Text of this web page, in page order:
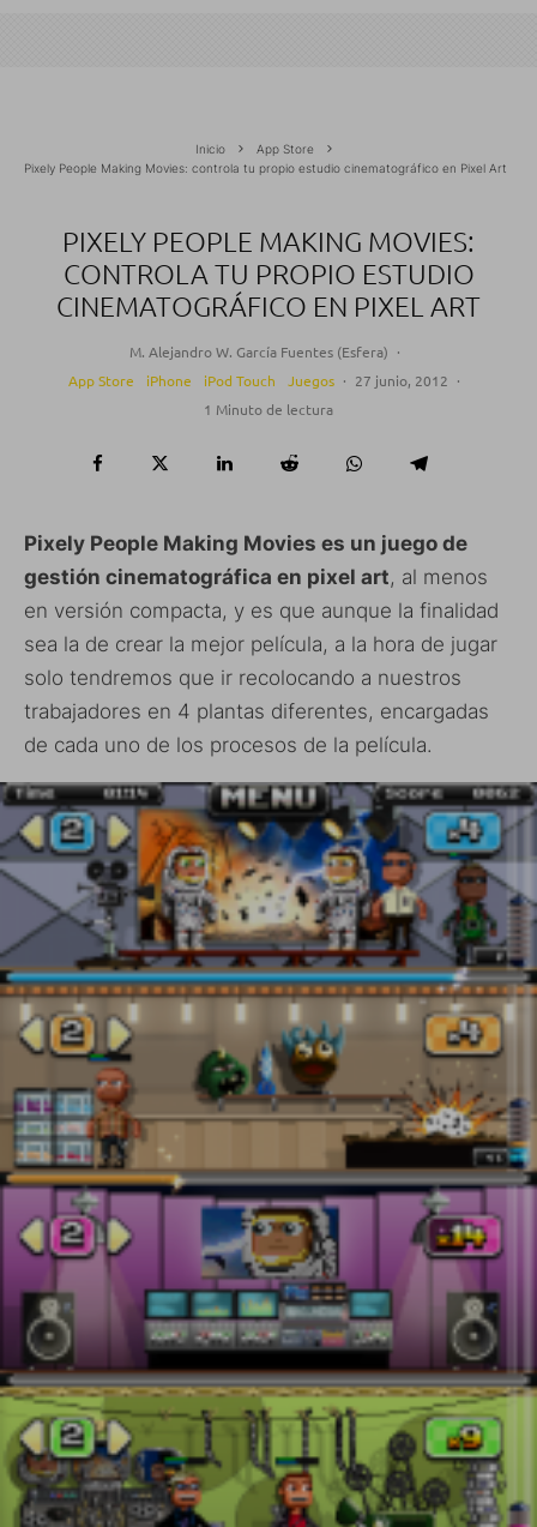
Inicio
App Store
Pixely People Making Movies: controla tu propio estudio cinematográfico en Pixel Art
PIXELY PEOPLE MAKING MOVIES:
CONTROLA TU PROPIO ESTUDIO
CINEMATOGRÁFICO EN PIXEL ART
M. Alejandro W. García Fuentes (Esfera) ·
App Store
iPhone iPod Touch Juegos · 27 junio, 2012 ·
1 Minuto de lectura
Pixely People Making Movies es un juego de
gestión cinematográfica en pixel art, al menos
en versión compacta, y es que aunque la finalidad
sea la de crear la mejor película, a la hora de jugar
solo tendremos que ir recolocando a nuestros
trabajadores en 4 plantas diferentes, encargadas
de cada uno de los procesos de la película.